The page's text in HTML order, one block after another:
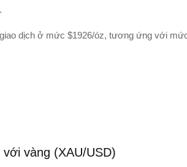
dịch ở mức $1926/óz, tương ứng với
vàng (XAU/USD)